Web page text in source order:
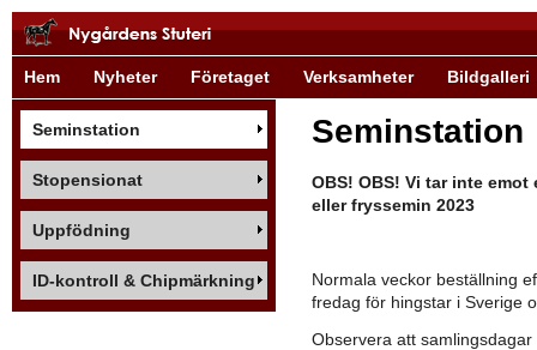
Hem Nyheter Företaget Verksamheter Bildgalleri
Seminstation
Stopensionat
Uppfödning
ID-kontroll & Chipmärkning
Seminstation
OBS! OBS! Vi tar inte
eller fryssemin 2023
Normala veckor beställning
fredag för hingstar i Sverige
Observera att